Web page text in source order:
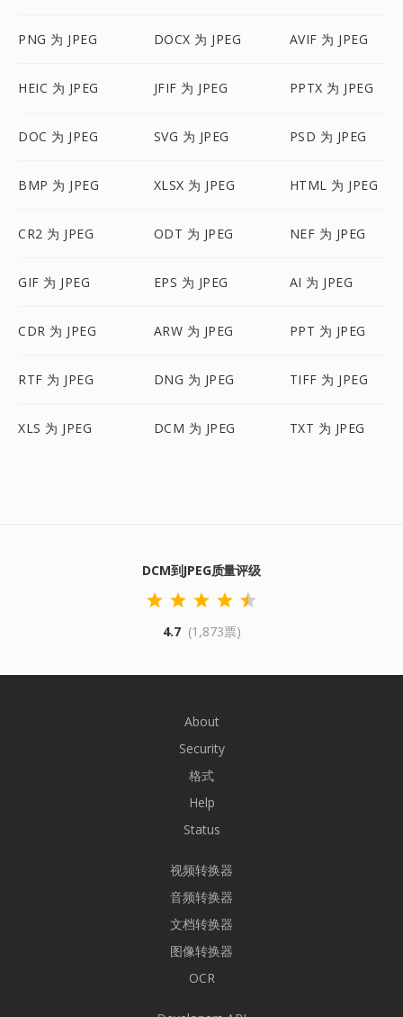
PNG 为 JPEG DOCX 为 JPEG AVIF 为 JPEG
HEIC 为 JPEG JFIF 为 JPEG PPTX 为 JPEG
DOC 为 JPEG SVG 为 JPEG PSD 为 JPEG
BMP 为 JPEG XLSX 为 JPEG HTML 为 JPEG
CR2 为 JPEG ODT 为 JPEG NEF 为 JPEG
GIF 为 JPEG EPS 为 JPEG AI 为 JPEG
CDR 为 JPEG ARW 为 JPEG PPT 为 JPEG
RTF 为 JPEG DNG 为 JPEG TIFF 为 JPEG
XLS 为 JPEG DCM 为 JPEG TXT 为 JPEG
DCM到JPEG质量评级
4.7 (1,873票)
About
Security
格式
Help
Status
视频转换器
音频转换器
文档转换器
图像转换器
OCR